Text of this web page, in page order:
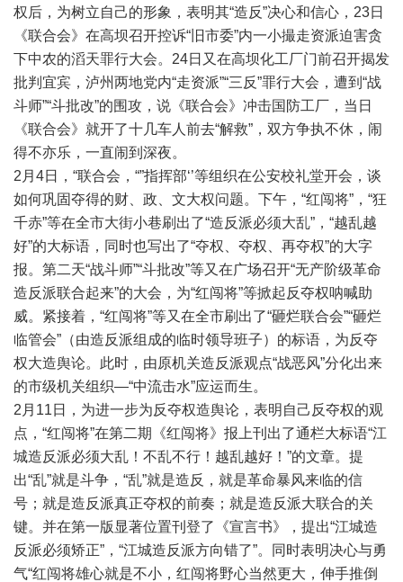
权后，为树立自己的形象，表明其“造反”决心和信心，23日
《联合会》在高坝召开控诉“旧市委”内一小撮走资派迫害贪
下中农的滔天罪行大会。24日又在高坝化工厂门前召开揭发
批判宜宾，泸州两地党内“走资派”“三反”罪行大会，遭到“战
斗师”“斗批改”的围攻，说《联合会》冲击国防工厂，当日
《联合会》就开了十几车人前去“解救”，双方争执不休，闹
得不亦乐，一直闹到深夜。
2月4日，“联合会，“”指挥部‘’等组织在公安校礼堂开会，谈
如何巩固夺得的财、政、文大权问题。下午，“红闯将”，“狂
千赤”等在全市大街小巷刷出了“造反派必须大乱”，“越乱越
好”的大标语，同时也写出了“夺权、夺权、再夺权”的大字
报。第二天“战斗师”“斗批改”等又在广场召开“无产阶级革命
造反派联合起来”的大会，为“红闯将”等掀起反夺权呐喊助
威。紧接着，“红闯将”等又在全市刷出了“砸烂联合会”“砸烂
临管会”（由造反派组成的临时领导班子）的标语，为反夺
权大造舆论。此时，由原机关造反派观点“战恶风”分化出来
的市级机关组织—“中流击水”应运而生。
2月11日，为进一步为反夺权造舆论，表明自己反夺权的观
点，“红闯将”在第二期《红闯将》报上刊出了通栏大标语“江
城造反派必须大乱！不乱不行！越乱越好！”的文章。提
出“乱”就是斗争，“乱”就是造反，就是革命暴风来临的信
号；就是造反派真正夺权的前奏；就是造反派大联合的关
键。并在第一版显著位置刊登了《宣言书》，提出“江城造
反派必须矫正”，“江城造反派方向错了”。同时表明决心与勇
气“红闯将雄心就是不小，红闯将野心当然更大，伸手推倒